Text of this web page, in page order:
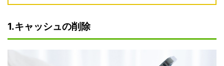
1.キャッシュの削除